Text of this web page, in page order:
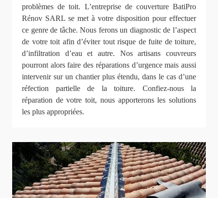
problèmes de toit. L’entreprise de couverture BatiPro
Rénov SARL se met à votre disposition pour effectuer
ce genre de tâche. Nous ferons un diagnostic de l’aspect
de votre toit afin d’éviter tout risque de fuite de toiture,
d’infiltration d’eau et autre. Nos artisans couvreurs
pourront alors faire des réparations d’urgence mais aussi
intervenir sur un chantier plus étendu, dans le cas d’une
réfection partielle de la toiture. Confiez-nous la
réparation de votre toit, nous apporterons les solutions
les plus appropriées.